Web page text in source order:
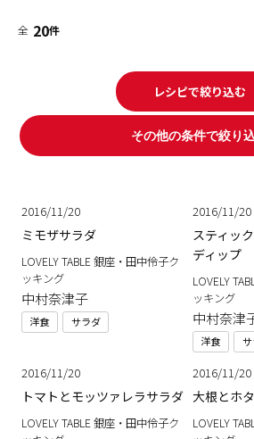
全 20件
レシピで絞り込む
その他の条件で絞り
2016/11/20
ミモザサラダ
LOVELY TABLE 銀座・田中伶子ク
ッキング
中村奈津子
洋食 サラダ
2016/11/20
スティッ
ディップ
LOVELY
ッキング
中村奈津
洋食
2016/11/20
トマトとモッツァレラサラダ
LOVELY TABLE 銀座・田中伶子ク
2016/11/20
大根とホ
LOVELY